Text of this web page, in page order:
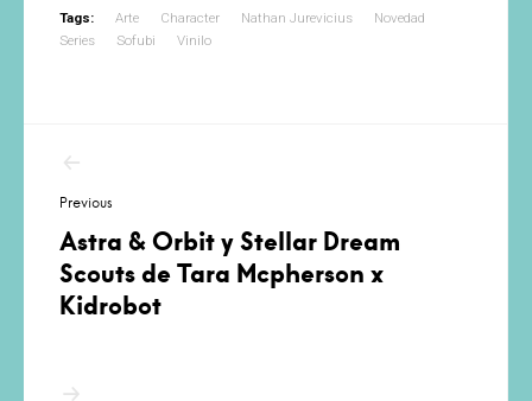
Tags: Arte Character Nathan Jurevicius
Novedad
Series
Sofubi Vinilo
de
entradas
Previous
Astra & Orbit y Stellar Dream
Scouts de Tara Mcpherson x
Kidrobot